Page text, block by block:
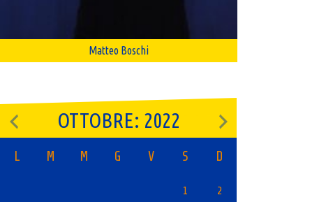
Matteo Boschi
OTTOBRE: 2022
L M M G V S D
1 2